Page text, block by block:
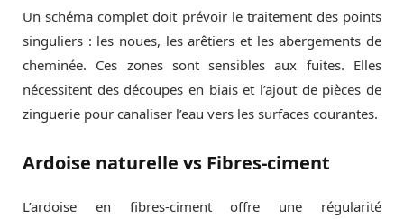
Un schéma complet doit prévoir le traitement des points
singuliers : les noues, les arêtiers et les abergements de
cheminée. Ces zones sont sensibles aux fuites. Elles
nécessitent des découpes en biais et l’ajout de pièces de
zinguerie pour canaliser l’eau vers les surfaces courantes.
Ardoise naturelle vs Fibres-ciment
L’ardoise en fibres-ciment offre une régularité